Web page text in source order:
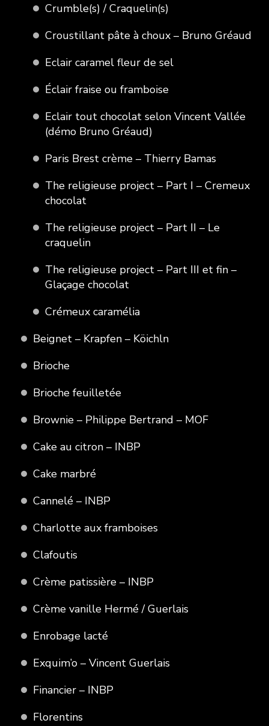
Crumble(s) / Craquelin(s)
Croustillant pâte à choux – Bruno Gréaud
Eclair caramel fleur de sel
Éclair fraise ou framboise
Eclair tout chocolat selon Vincent Vallée
(démo Bruno Gréaud)
Paris Brest crème – Thierry Bamas
The religieuse project – Part I – Cremeux
chocolat
The religieuse project – Part II – Le
craquelin
The religieuse project – Part III et fin –
Glaçage chocolat
Crémeux caramélia
Beignet – Krapfen – Köichln
Brioche
Brioche feuilletée
Brownie – Philippe Bertrand – MOF
Cake au citron – INBP
Cake marbré
Cannelé – INBP
Charlotte aux framboises
Clafoutis
Crème patissière – INBP
Crème vanille Hermé / Guerlais
Enrobage lacté
Exquim’o – Vincent Guerlais
Financier – INBP
Florentins